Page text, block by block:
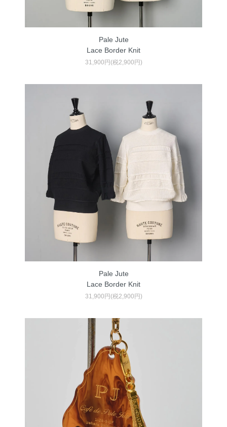
Pale Jute
Lace Border Knit
31,900円(税2,900円)
Pale Jute
Lace Border Knit
31,900円(税2,900円)